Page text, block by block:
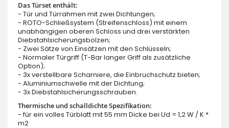
Das Türset enthält:
- Tür und Türrahmen mit zwei Dichtungen;
- ROTO-Schließsystem (Streifenschloss) mit einem
unabhängigen oberen Schloss und drei verstärkten
Diebstahlsicherungsbolzen;
- Zwei Sätze von Einsätzen mit den Schlüsseln;
- Normaler Türgriff (T-Bar langer Griff als zusätzliche
Option);
- 3x verstellbare Scharniere, die Einbruchschutz bieten;
- Aluminiumschwelle mit der Dichtung;
- 3x Diebstahlsicherungsschrauben.
Thermische und schalldichte Spezifikation:
- für ein volles Türblatt mit 55 mm Dicke bei Ud = 1,2 W / K *
m2